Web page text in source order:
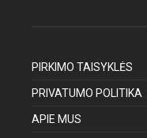
PIRKIMO TAISYKLĖS
PRIVATUMO POLITIKA
APIE MUS